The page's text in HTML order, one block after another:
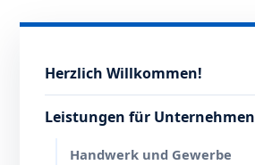
Herzlich Willkommen!
Leistungen für Unternehmen
Handwerk und Gewerbe